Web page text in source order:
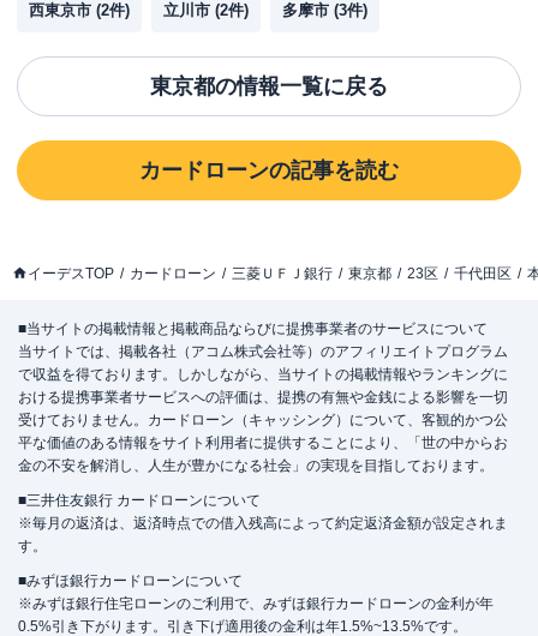
西東京市 (2件) 立川市 (2件) 多摩市 (3件)
東京都の情報一覧に戻る
カードローンの記事を読む
イーデスTOP カードローン 三菱ＵＦＪ銀行 東京都 23区 千代田区
■当サイトの掲載情報と掲載商品ならびに提携事業者のサービスについて
当サイトでは、掲載各社（アコム株式会社等）のアフィリエイトプログラム
で収益を得ております。しかしながら、当サイトの掲載情報やランキングに
おける提携事業者サービスへの評価は、提携の有無や金銭による影響を一切
受けておりません。カードローン（キャッシング）について、客観的かつ公
平な価値のある情報をサイト利用者に提供することにより、「世の中からお
金の不安を解消し、人生が豊かになる社会」の実現を目指しております。
■三井住友銀行 カードローンについて
※毎月の返済は、返済時点での借入残高によって約定返済金額が設定されま
す。
■みずほ銀行カードローンについて
※みずほ銀行住宅ローンのご利用で、みずほ銀行カードローンの金利が年
0.5%引き下がります。引き下げ適用後の金利は年1.5%~13.5%です。